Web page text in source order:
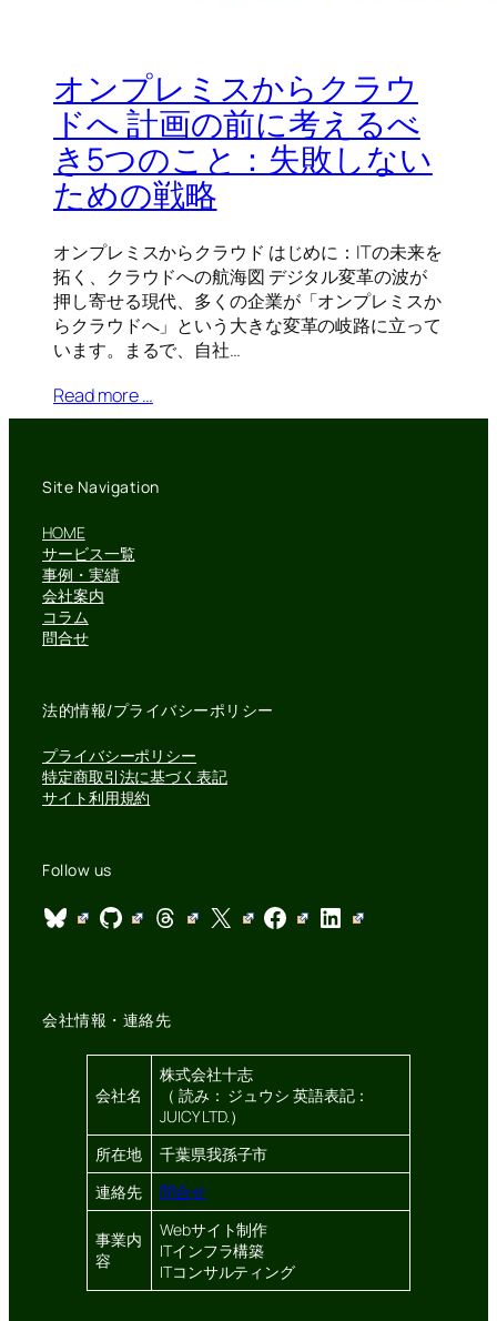
オンプレミスからクラウ
ドへ 計画の前に考えるべ
き5つのこと：失敗しない
ための戦略
オンプレミスからクラウド はじめに：ITの未来を
拓く、クラウドへの航海図 デジタル変革の波が
押し寄せる現代、多くの企業が「オンプレミスか
らクラウドへ」という大きな変革の岐路に立って
います。まるで、自社…
Read more …
Site Navigation
HOME
サービス一覧
事例・実績
会社案内
コラム
問合せ
法的情報/プライバシーポリシー
プライバシーポリシー
特定商取引法に基づく表記
サイト利用規約
Follow us
Bluesky GitHub Threads X Facebook LinkedIn
会社情報・連絡先
会社名
株式会社十志
（ 読み： ジュウシ 英語表記：
JUICY LTD.）
所在地
千葉県我孫子市
連絡先
問合せ
事業内
容
Webサイト制作
ITインフラ構築
ITコンサルティング